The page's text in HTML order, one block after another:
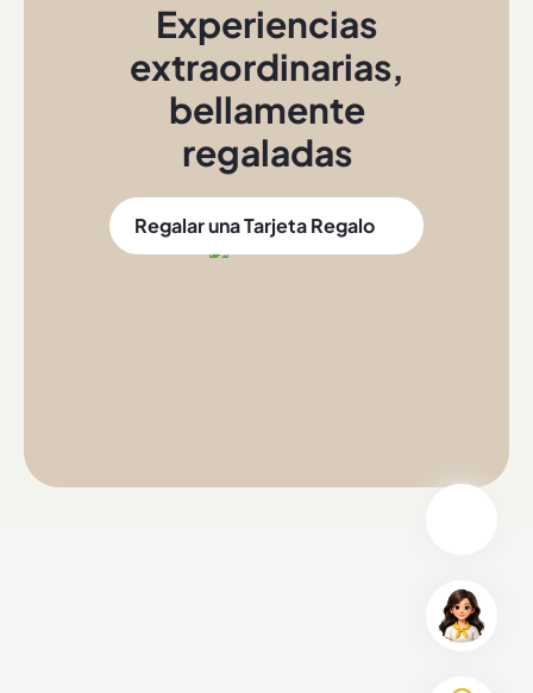
Experiencias
extraordinarias,
bellamente
regaladas
Regalar una Tarjeta Regalo